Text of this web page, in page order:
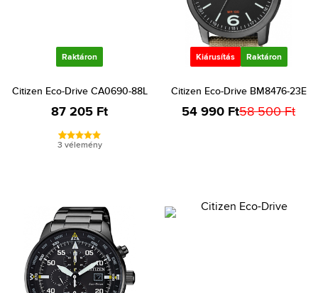
Raktáron
Citizen Eco-Drive CA0690-88L
87 205 Ft
3 vélemény
Kiárusítás Raktáron
Citizen Eco-Drive BM8476-23E
54 990 Ft58 500 Ft